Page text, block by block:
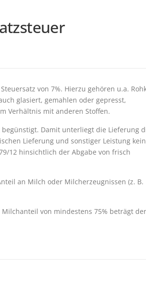
von 7%. Hierzu gehören u.a.
glasiert, gemahlen oder gepresst,
Verhältnis mit anderen Stoffen.
Damit unterliegt die Lieferung
Lieferung und sonstiger Leistung
12 hinsichtlich der Abgabe von frisch
an Milch oder Milcherzeugnissen (z. B.
Milchanteil von mindestens 75% beträgt der